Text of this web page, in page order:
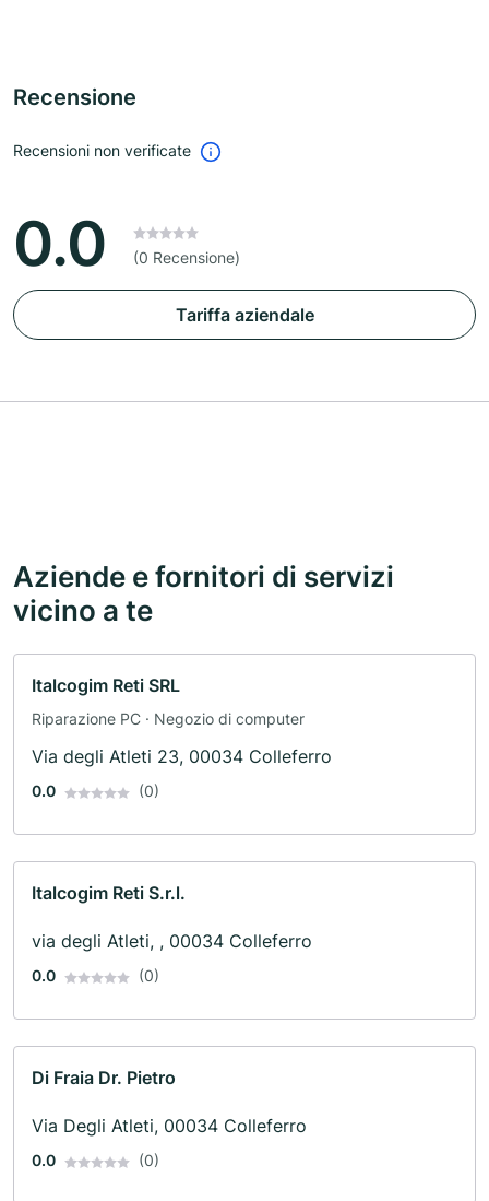
Recensione
Recensioni non verificate
0.0 (0 Recensione)
Tariffa aziendale
Aziende e fornitori di servizi
vicino a te
Italcogim Reti SRL
Riparazione PC · Negozio di computer
Via degli Atleti 23, 00034 Colleferro
0.0 (0)
Italcogim Reti S.r.l.
via degli Atleti, , 00034 Colleferro
0.0 (0)
Di Fraia Dr. Pietro
Via Degli Atleti, 00034 Colleferro
0.0 (0)